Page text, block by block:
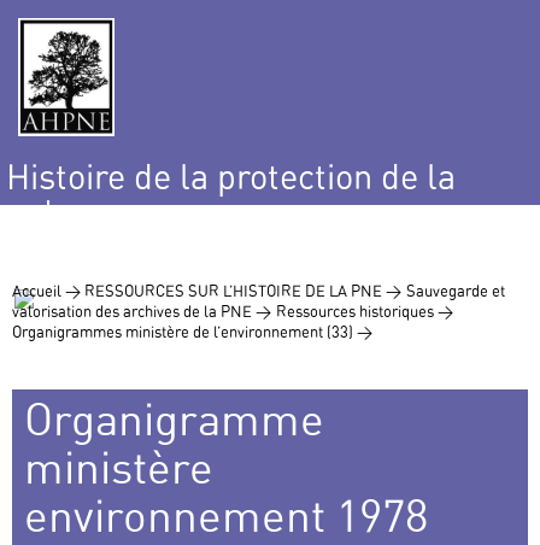
Histoire de la protection de la
nature
Accueil > RESSOURCES SUR L’HISTOIRE DE LA PNE > Sauvegarde et
valorisation des archives de la PNE > Ressources historiques >
Organigrammes ministère de l’environnement (33) >
Organigramme
ministère
environnement 1978